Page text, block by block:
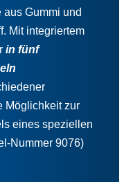
Gummi und
Mit integriertem
in fünf
Möglichkeit zur
eines speziellen
Nummer 9076)